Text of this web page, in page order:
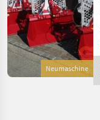
Neumaschine